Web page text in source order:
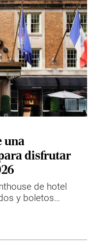
una
disfrutar
de hotel
y boletos
The Mark busca